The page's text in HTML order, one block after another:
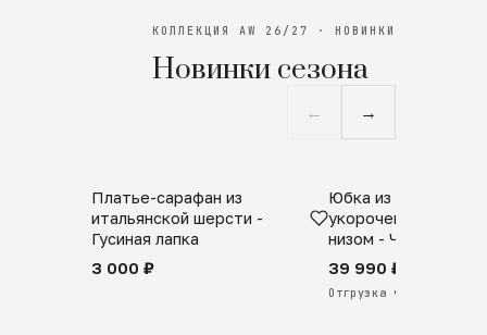
КОЛЛЕКЦИЯ AW 26/27 · НОВИНКИ
Новинки сезона
← →
SALE
Платье-сарафан из
итальянской шерсти -
Гусиная лапка
3 000 ₽
ПРЕДЗАКАЗ
Юбка из
укороченная с
низом - Черный
39 990 ₽
Отгрузка через 25 дней